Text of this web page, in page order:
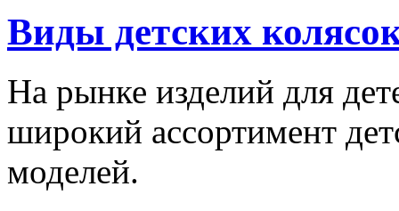
Виды детских
На рынке изделий для
широкий ассортимент
моделей.